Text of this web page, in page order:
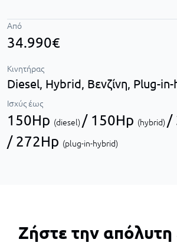
Από
34.990€
Κινητήρας
Diesel, Hybrid, Βενζίνη, Plug-
Ισχύς έως
150Hp (diesel) / 150Hp (hybrid) /
/ 272Hp (plug-in-hybrid)
Ζήστε την απόλυτη